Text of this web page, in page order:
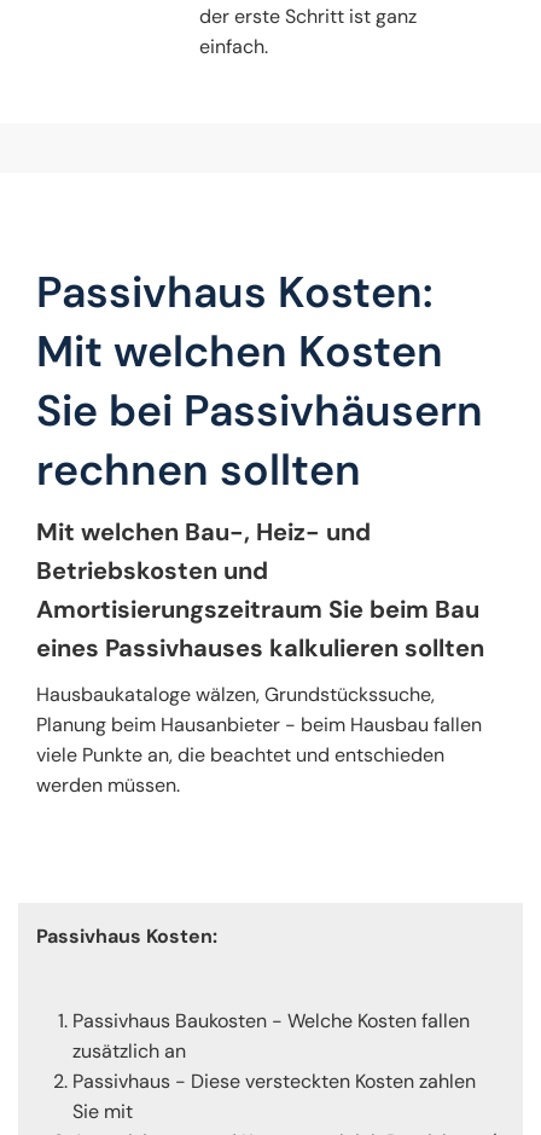
der erste Schritt ist ganz
einfach.
Passivhaus Kosten:
Mit welchen Kosten
Sie bei Passivhäusern
rechnen sollten
Mit welchen Bau-, Heiz- und
Betriebskosten und
Amortisierungszeitraum Sie beim Bau
eines Passivhauses kalkulieren sollten
Hausbaukataloge wälzen, Grundstückssuche,
Planung beim Hausanbieter - beim Hausbau fallen
viele Punkte an, die beachtet und entschieden
werden müssen.
Passivhaus Kosten:
Passivhaus Baukosten - Welche Kosten fallen
zusätzlich an
Passivhaus - Diese versteckten Kosten zahlen
Sie mit